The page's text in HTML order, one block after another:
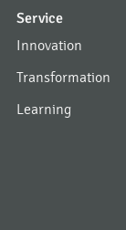
Service
Innovation
Transformation
Learning